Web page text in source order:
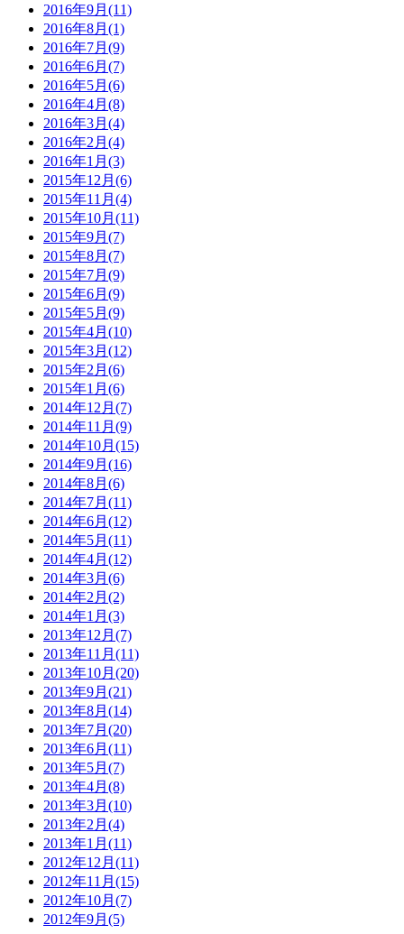
2016年9月(11)
2016年8月(1)
2016年7月(9)
2016年6月(7)
2016年5月(6)
2016年4月(8)
2016年3月(4)
2016年2月(4)
2016年1月(3)
2015年12月(6)
2015年11月(4)
2015年10月(11)
2015年9月(7)
2015年8月(7)
2015年7月(9)
2015年6月(9)
2015年5月(9)
2015年4月(10)
2015年3月(12)
2015年2月(6)
2015年1月(6)
2014年12月(7)
2014年11月(9)
2014年10月(15)
2014年9月(16)
2014年8月(6)
2014年7月(11)
2014年6月(12)
2014年5月(11)
2014年4月(12)
2014年3月(6)
2014年2月(2)
2014年1月(3)
2013年12月(7)
2013年11月(11)
2013年10月(20)
2013年9月(21)
2013年8月(14)
2013年7月(20)
2013年6月(11)
2013年5月(7)
2013年4月(8)
2013年3月(10)
2013年2月(4)
2013年1月(11)
2012年12月(11)
2012年11月(15)
2012年10月(7)
2012年9月(5)